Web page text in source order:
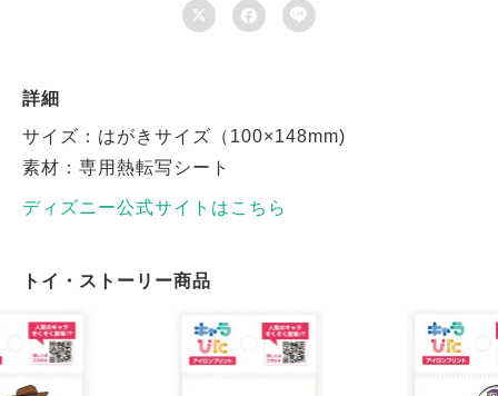
  
詳細
サイズ：はがきサイズ（100×148mm)
素材：専用熱転写シート
ディズニー公式サイトはこちら
トイ・ストーリー商品